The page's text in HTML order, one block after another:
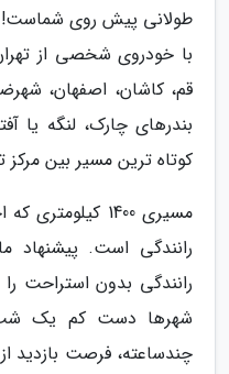
طولانی پیش روی شماست!
با خودروی شخصی از
قم، کاشان، اصفهان،
بندرهای چارک، لنگه یا
کوتاه ترین مسیر بین
رانندگی است.
رانندگی بدون استراحت
شهرها دست کم یک شب
چندساعته، فرصت بازدید